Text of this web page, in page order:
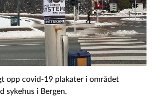
opp covid-19 plakater i området
sykehus i Bergen.